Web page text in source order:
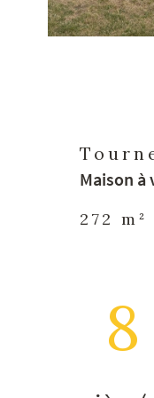
Maison à
272 m²
8